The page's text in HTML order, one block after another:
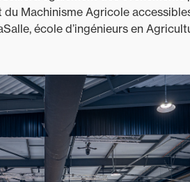
du Machinisme Agricole
école d’ingénieurs en